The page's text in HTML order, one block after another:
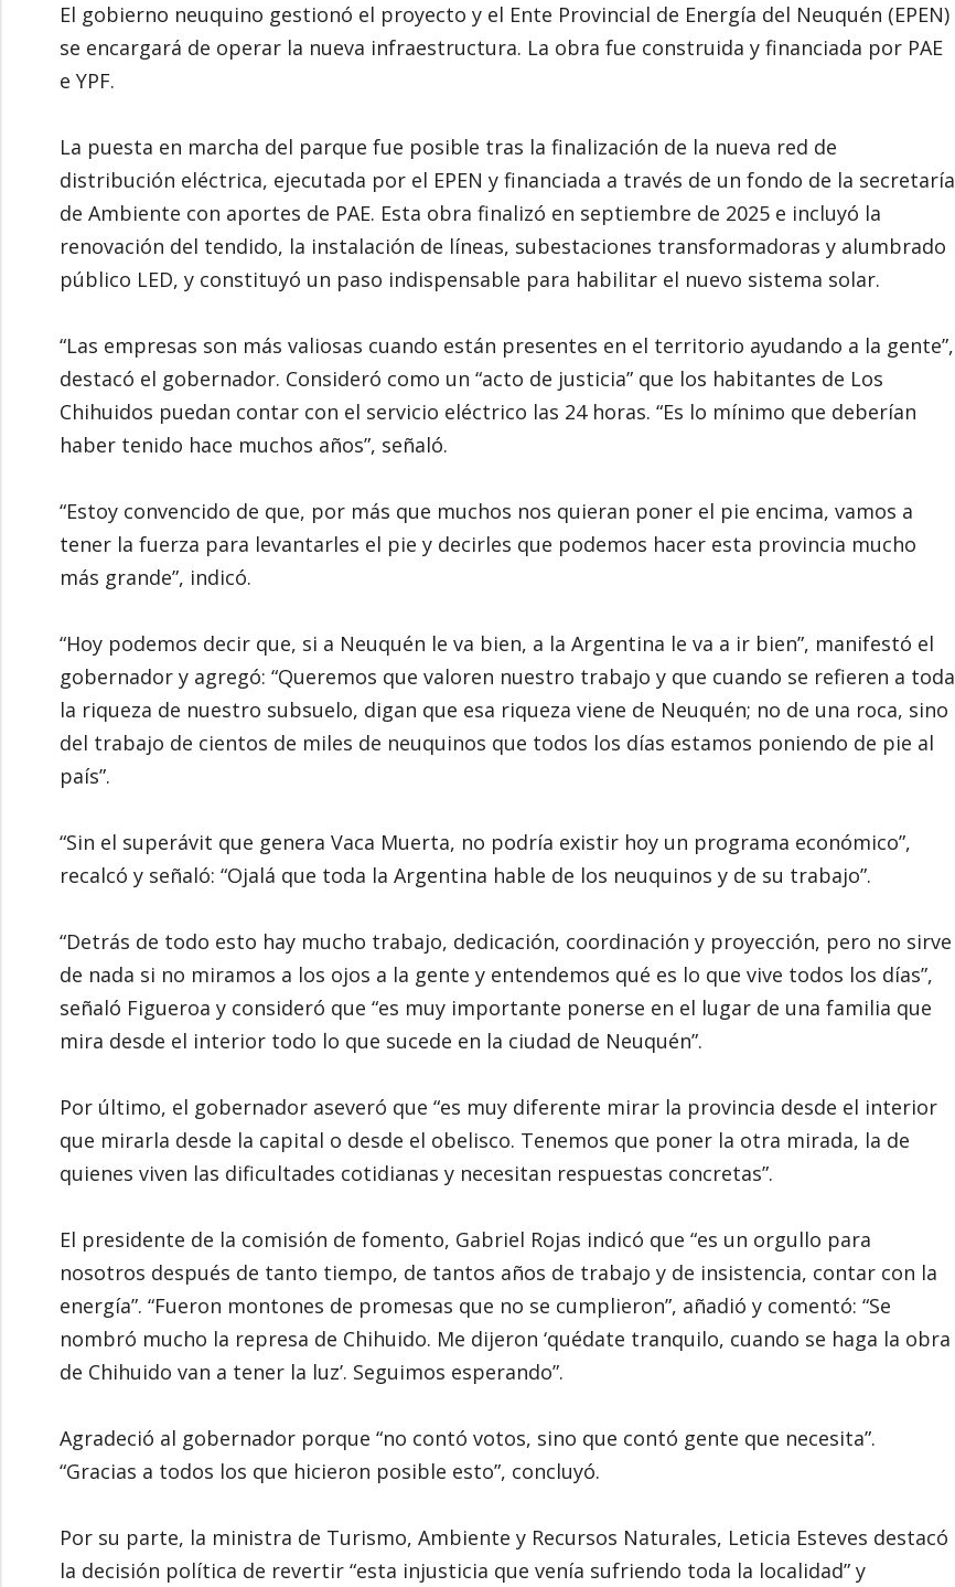
El gobierno neuquino gestionó el proyecto y el Ente Provincial de Energía del Neuquén (EPEN)
se encargará de operar la nueva infraestructura. La obra fue construida y financiada por PAE
e YPF.
La puesta en marcha del parque fue posible tras la finalización de la nueva red de
distribución eléctrica, ejecutada por el EPEN y financiada a través de un fondo de la secretaría
de Ambiente con aportes de PAE. Esta obra finalizó en septiembre de 2025 e incluyó la
renovación del tendido, la instalación de líneas, subestaciones transformadoras y alumbrado
público LED, y constituyó un paso indispensable para habilitar el nuevo sistema solar.
“Las empresas son más valiosas cuando están presentes en el territorio ayudando a la gente”,
destacó el gobernador. Consideró como un “acto de justicia” que los habitantes de Los
Chihuidos puedan contar con el servicio eléctrico las 24 horas. “Es lo mínimo que deberían
haber tenido hace muchos años”, señaló.
“Estoy convencido de que, por más que muchos nos quieran poner el pie encima, vamos a
tener la fuerza para levantarles el pie y decirles que podemos hacer esta provincia mucho
más grande”, indicó.
“Hoy podemos decir que, si a Neuquén le va bien, a la Argentina le va a ir bien”, manifestó el
gobernador y agregó: “Queremos que valoren nuestro trabajo y que cuando se refieren a toda
la riqueza de nuestro subsuelo, digan que esa riqueza viene de Neuquén; no de una roca, sino
del trabajo de cientos de miles de neuquinos que todos los días estamos poniendo de pie al
país”.
“Sin el superávit que genera Vaca Muerta, no podría existir hoy un programa económico”,
recalcó y señaló: “Ojalá que toda la Argentina hable de los neuquinos y de su trabajo”.
“Detrás de todo esto hay mucho trabajo, dedicación, coordinación y proyección, pero no sirve
de nada si no miramos a los ojos a la gente y entendemos qué es lo que vive todos los días”,
señaló Figueroa y consideró que “es muy importante ponerse en el lugar de una familia que
mira desde el interior todo lo que sucede en la ciudad de Neuquén”.
Por último, el gobernador aseveró que “es muy diferente mirar la provincia desde el interior
que mirarla desde la capital o desde el obelisco. Tenemos que poner la otra mirada, la de
quienes viven las dificultades cotidianas y necesitan respuestas concretas”.
El presidente de la comisión de fomento, Gabriel Rojas indicó que “es un orgullo para
nosotros después de tanto tiempo, de tantos años de trabajo y de insistencia, contar con la
energía”. “Fueron montones de promesas que no se cumplieron”, añadió y comentó: “Se
nombró mucho la represa de Chihuido. Me dijeron ‘quédate tranquilo, cuando se haga la obra
de Chihuido van a tener la luz’. Seguimos esperando”.
Agradeció al gobernador porque “no contó votos, sino que contó gente que necesita”.
“Gracias a todos los que hicieron posible esto”, concluyó.
Por su parte, la ministra de Turismo, Ambiente y Recursos Naturales, Leticia Esteves destacó
la decisión política de revertir “esta injusticia que venía sufriendo toda la localidad” y